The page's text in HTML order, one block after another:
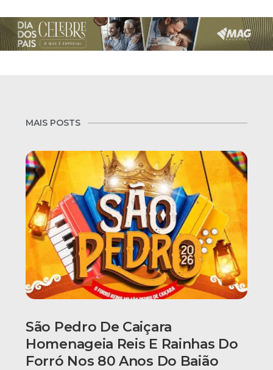
MAIS POSTS
São Pedro De Caiçara
Homenageia Reis E Rainhas Do
Forró Nos 80 Anos Do Baião